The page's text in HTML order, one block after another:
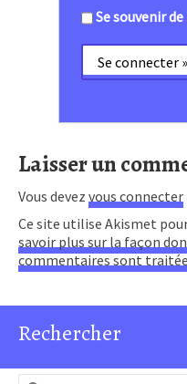
Se souvenir
Laisser un
Vous devez vous connecter
Ce site utilise Akismet
savoir plus sur la façon
commentaires sont
Rechercher